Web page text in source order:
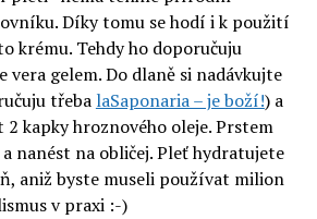
Díky tomu se hodí i k použití
krému. Tehdy ho doporučuju
vera gelem. Do dlaně si nadávkujte
třeba laSaponaria – je boží!) a
kapky hroznového oleje. Prstem
nanést na obličej. Pleť hydratujete
aniž byste museli používat milion
v praxi :-)